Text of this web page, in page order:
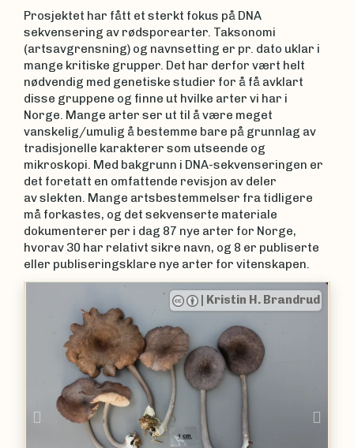
Prosjektet har fått et sterkt fokus på DNA
sekvensering av rødsporearter. Taksonomi
(artsavgrensning) og navnsetting er pr. dato uklar i
mange kritiske grupper. Det har derfor vært helt
nødvendig med genetiske studier for å få avklart
disse gruppene og finne ut hvilke arter vi har i
Norge. Mange arter ser ut til å være meget
vanskelig/umulig å bestemme bare på grunnlag av
tradisjonelle karakterer som utseende og
mikroskopi. Med bakgrunn i DNA-sekvenseringen er
det foretatt en omfattende revisjon av deler
av slekten. Mange artsbestemmelser fra tidligere
må forkastes, og det sekvenserte materiale
dokumenterer per i dag 87 nye arter for Norge,
hvorav 30 har relativt sikre navn, og 8 er publiserte
eller publiseringsklare nye arter for vitenskapen.
Previous